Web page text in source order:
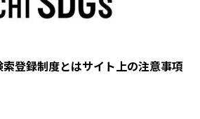
登録制度とはサイト上の注意事項